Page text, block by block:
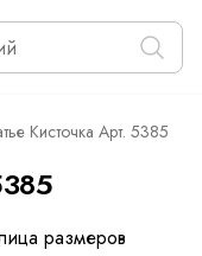
Кисточка Арт. 5385
размеров